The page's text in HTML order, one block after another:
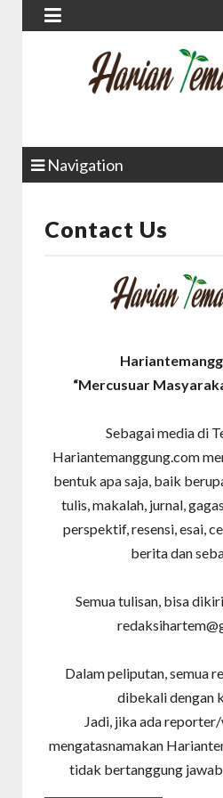

Navigation
Contact Us
“Mercusuar
Sebagai media di
Hariantemanggung.com
bentuk apa saja, baik
tulis, makalah, jurnal,
perspektif, resensi, esai,
berita dan
Semua tulisan, bisa
Dalam peliputan, semua
dibekali dengan
Jadi, jika ada
mengatasnamakan
tidak bertanggung